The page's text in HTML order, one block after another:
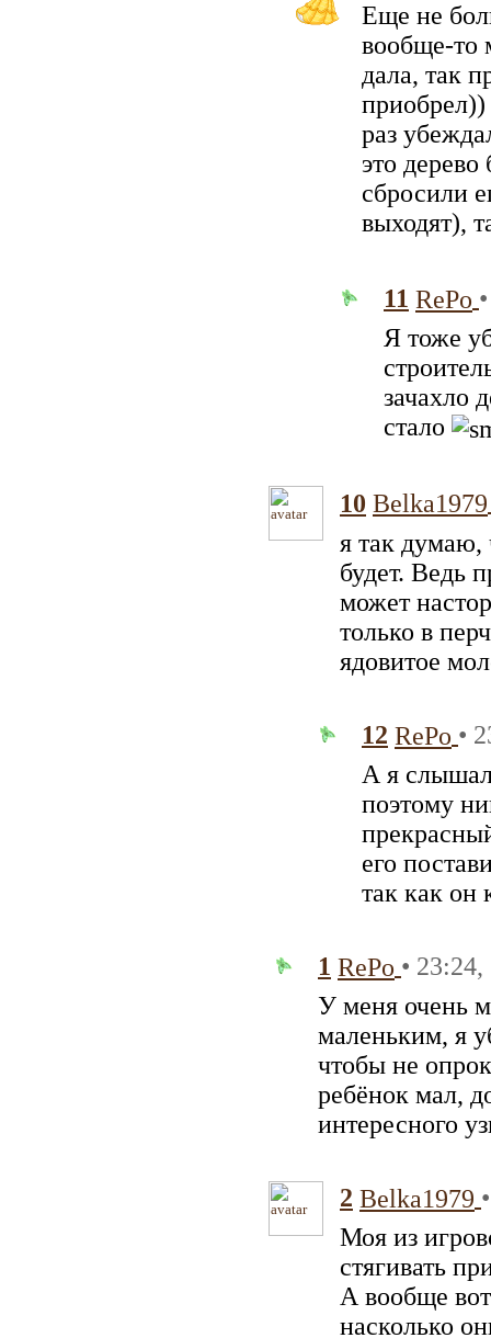
Еще не
вообще-то
дала, так
раз
это
сбросили
выходят),
11 RePo
Я тоже
зачахло
стало
10 Belka1979
я так думаю,
будет. Ведь
может
только в
ядовитое
12 RePo •
А я
поэтому
его
так как он
1 RePo •
У меня очень
маленьким, я
чтобы не
ребёнок мал,
интересного
2 Belka1979
Моя из
стягивать
А вообще
насколько